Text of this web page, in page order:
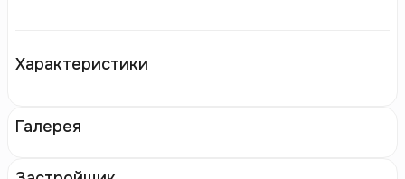
Характеристики
Галерея